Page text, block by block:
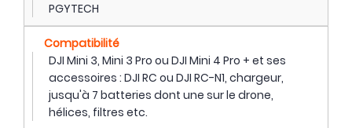
PGYTECH
Compatibilité
DJI Mini 3, Mini 3 Pro ou DJI Mini 4 Pro + et ses
accessoires : DJI RC ou DJI RC-N1, chargeur,
jusqu'à 7 batteries dont une sur le drone,
hélices, filtres etc.